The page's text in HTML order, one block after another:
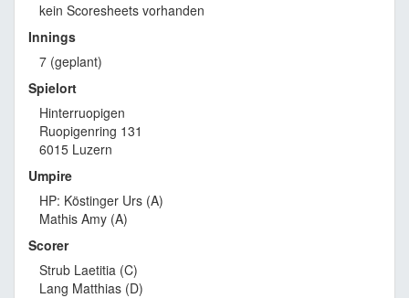
kein Scoresheets vorhanden
Innings
7 (geplant)
Spielort
Hinterruopigen
Ruopigenring 131
6015 Luzern
Umpire
HP: Köstinger Urs (A)
Mathis Amy (A)
Scorer
Strub Laetitia (C)
Lang Matthias (D)